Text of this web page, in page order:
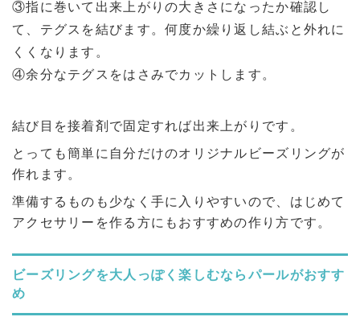
③指に巻いて出来上がりの大きさになったか確認し
て、テグスを結びます。何度か繰り返し結ぶと外れに
くくなります。
④余分なテグスをはさみでカットします。
結び目を接着剤で固定すれば出来上がりです。
とっても簡単に自分だけのオリジナルビーズリングが
作れます。
準備するものも少なく手に入りやすいので、はじめて
アクセサリーを作る方にもおすすめの作り方です。
ビーズリングを大人っぽく楽しむならパールがおすす
め